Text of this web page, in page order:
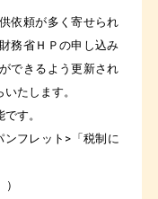
依頼が多く寄せられ
務省ＨＰの申し込み
できるよう更新され
たします。
す。
ンフレット > 「税制に